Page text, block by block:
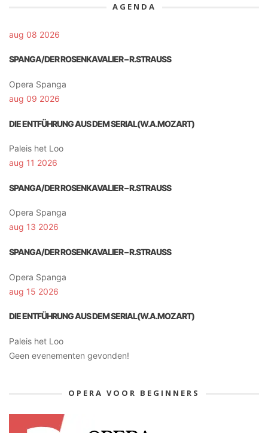
AGENDA
aug 08 2026
SPANGA/DER ROSENKAVALIER – R.STRAUSS
Opera Spanga
aug 09 2026
DIE ENTFÜHRUNG AUS DEM SERIAL(W.A.MOZART)
Paleis het Loo
aug 11 2026
SPANGA/DER ROSENKAVALIER – R.STRAUSS
Opera Spanga
aug 13 2026
SPANGA/DER ROSENKAVALIER – R.STRAUSS
Opera Spanga
aug 15 2026
DIE ENTFÜHRUNG AUS DEM SERIAL(W.A.MOZART)
Paleis het Loo
Geen evenementen gevonden!
OPERA VOOR BEGINNERS